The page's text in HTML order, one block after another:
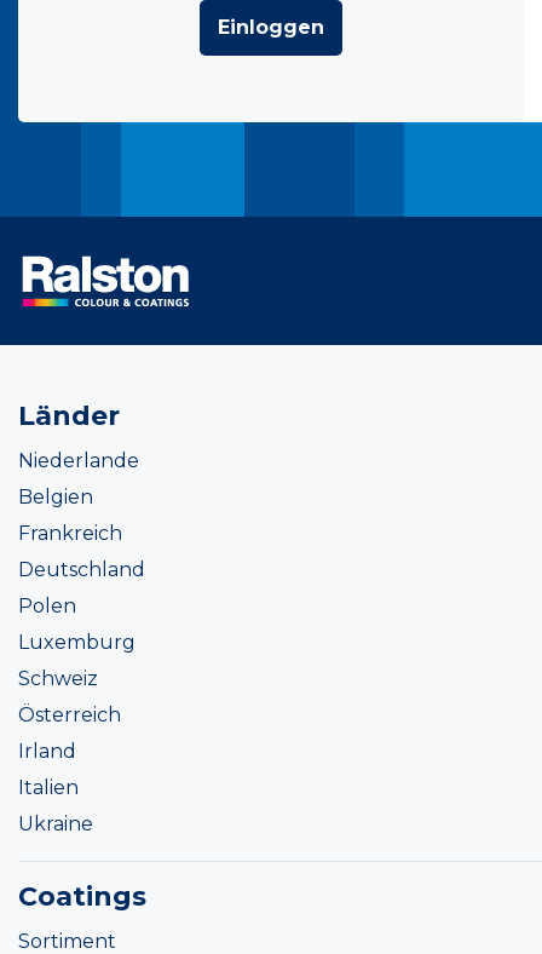
Einloggen
Länder
Niederlande
Belgien
Frankreich
Deutschland
Polen
Luxemburg
Schweiz
Österreich
Irland
Italien
Ukraine
Coatings
Sortiment